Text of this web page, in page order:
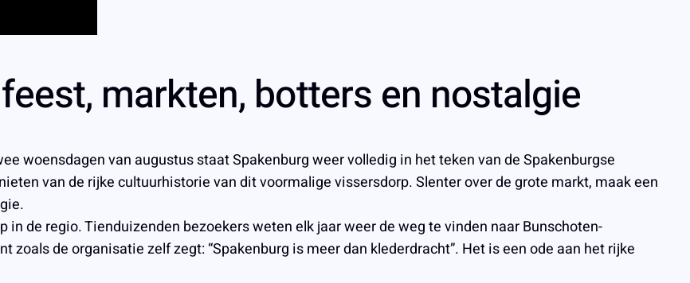
markten, botters en nostalgie
woensdagen van augustus staat Spakenburg weer volledig in het teken van de Spakenburgse
van de rijke cultuurhistorie van dit voormalige vissersdorp. Slenter over de grote markt, maak een
in de regio. Tienduizenden bezoekers weten elk jaar weer de weg te vinden naar Bunschoten-
de organisatie zelf zegt: “Spakenburg is meer dan klederdracht”. Het is een ode aan het rijke